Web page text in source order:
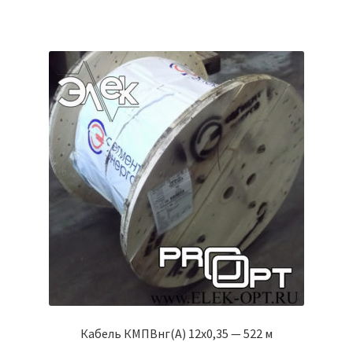
Кабель КМПВнг(А) 12х0,35 — 522 м